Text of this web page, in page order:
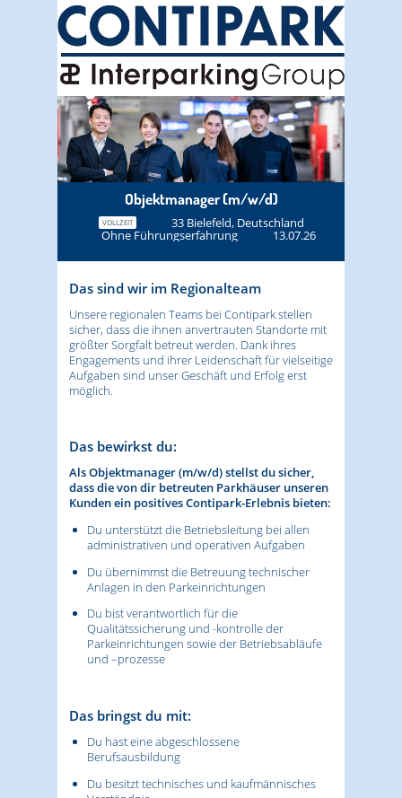
Objektmanager (m/w/d)
VOLLZEIT 33 Bielefeld, Deutschland
Ohne Führungserfahrung 13.07.26
Das sind wir im Regionalteam
Unsere regionalen Teams bei Contipark stellen
sicher, dass die ihnen anvertrauten Standorte mit
größter Sorgfalt betreut werden. Dank ihres
Engagements und ihrer Leidenschaft für vielseitige
Aufgaben sind unser Geschäft und Erfolg erst
möglich.
Das bewirkst du:
Als Objektmanager (m/w/d) stellst du sicher,
dass die von dir betreuten Parkhäuser unseren
Kunden ein positives Contipark-Erlebnis bieten:
Du unterstützt die Betriebsleitung bei allen
administrativen und operativen Aufgaben
Du übernimmst die Betreuung technischer
Anlagen in den Parkeinrichtungen
Du bist verantwortlich für die
Qualitätssicherung und -kontrolle der
Parkeinrichtungen sowie der Betriebsabläufe
und –prozesse
Das bringst du mit:
Du hast eine abgeschlossene
Berufsausbildung
Du besitzt technisches und kaufmännisches